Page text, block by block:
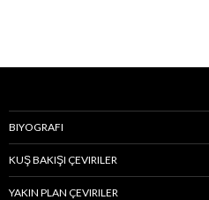
BIYOGRAFI
KUŞ BAKIŞI ÇEVIRILER
YAKIN PLAN ÇEVIRILER